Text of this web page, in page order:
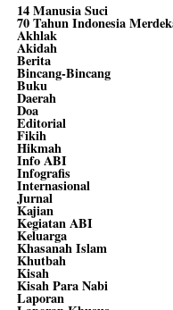
14 Manusia Suci
70 Tahun Indonesia
Akhlak
Akidah
Berita
Bincang-Bincang
Buku
Daerah
Doa
Editorial
Fikih
Hikmah
Info ABI
Infografis
Internasional
Jurnal
Kajian
Kegiatan ABI
Keluarga
Khasanah Islam
Khutbah
Kisah
Kisah Para Nabi
Laporan